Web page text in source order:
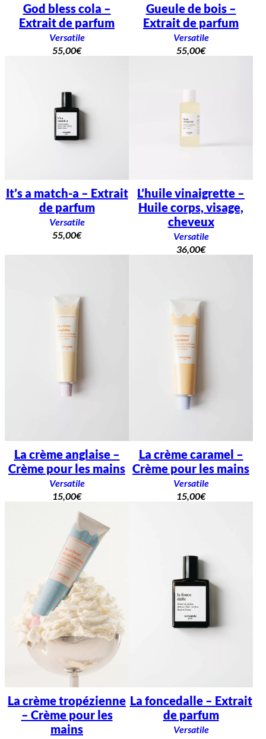
God bless cola –
Extrait de parfum
Versatile
55,00€
Gueule de bois –
Extrait de parfum
Versatile
55,00€
It’s a match-a – Extrait
de parfum
Versatile
55,00€
L’huile vinaigrette –
Huile corps, visage,
cheveux
Versatile
36,00€
La crème anglaise –
Crème pour les mains
Versatile
15,00€
La crème caramel –
Crème pour les mains
Versatile
15,00€
La crème tropézienne
– Crème pour les
mains
La foncedalle – Extrait
de parfum
Versatile